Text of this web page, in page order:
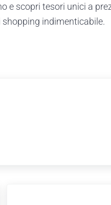
e scopri tesori unici a
shopping indimenticabile.